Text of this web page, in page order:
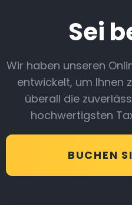
Sei
Wir haben unseren
entwickelt, um Ihnen
überall die
hochwertigsten
BUCHEN